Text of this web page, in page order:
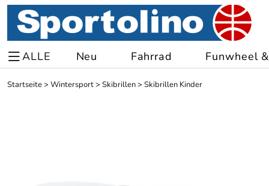
ALLE Neu Fahrrad Funwheel
Startseite> Wintersport> Skibrillen> Skibrillen Kinder